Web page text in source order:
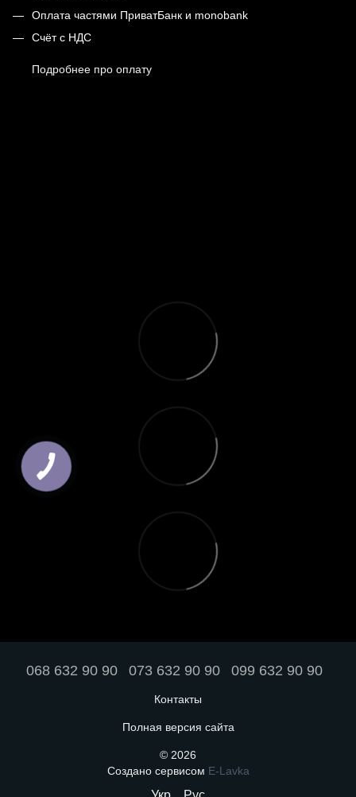
Оплата частями ПриватБанк и monobank
Счёт с НДС
Подробнее про оплату
068 632 90 90 073 632 90 90 099 632 90 90
Контакты
Полная версия сайта
© 2026
Создано сервисом E-Lavka